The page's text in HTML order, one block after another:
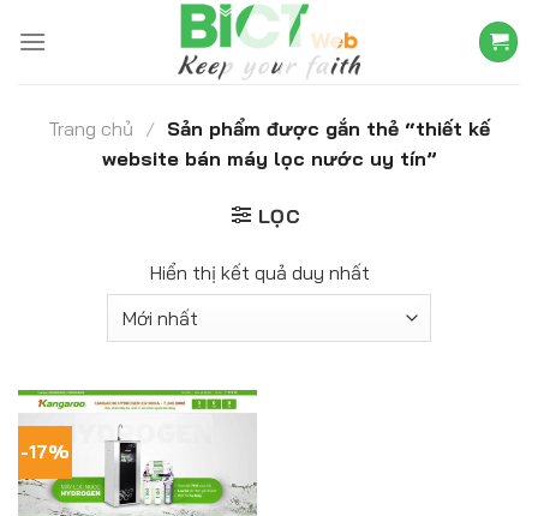
Trang chủ / Sản phẩm được gắn thẻ “thiết kế
website bán máy lọc nước uy tín”
LỌC
Hiển thị kết quả duy nhất
-17%